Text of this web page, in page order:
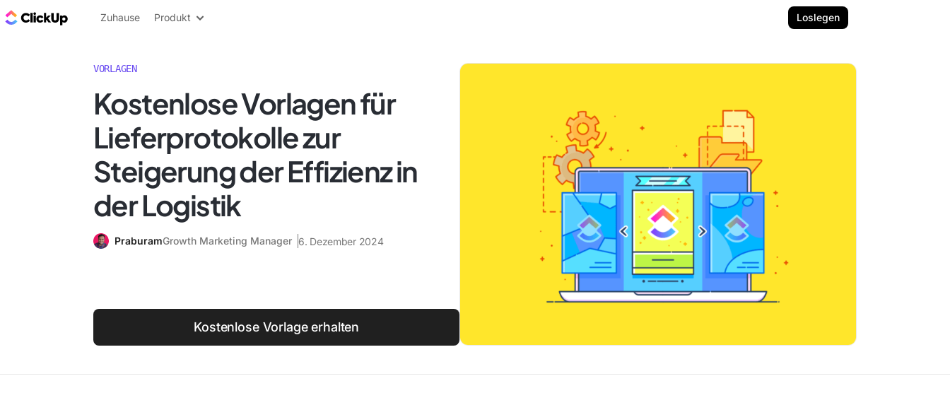
ClickUp Blog
Zuhause Produkt Loslegen
VORLAGEN
Kostenlose Vorlagen für
Lieferprotokolle zur
Steigerung der Effizienz in
der Logistik
PraburamGrowth Marketing Manager 6. Dezember 2024
Kostenlose Vorlage erhalten